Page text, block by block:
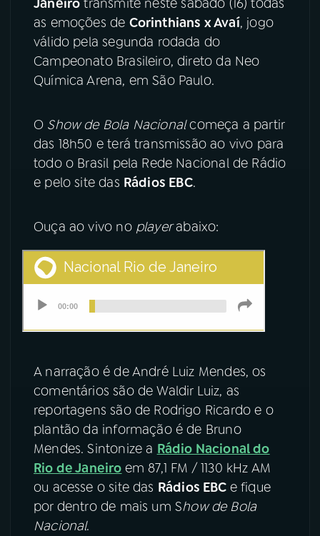
ACOMPANHE A RÁDIO NACIONAL
YouTube Facebook
as emoções de Corinthians x Avaí, jogo
válido pela segunda rodada do
Campeonato Brasileiro, direto da Neo
Química Arena, em São Paulo.
O Show de Bola Nacionalcomeça a partir
das 18h50 e terá transmissão ao vivo para
todo o Brasil pela Rede Nacional de Rádio
e pelo site das Rádios EBC.
Ouça ao vivo no playerabaixo:
A narração é de André Luiz Mendes, os
comentários são de Waldir Luiz, as
reportagens são de Rodrigo Ricardo e o
plantão da informação é de Bruno
Mendes. Sintonize a Rádio Nacional do
Rio de Janeiro em 87,1 FM / 1130 kHz AM
ou acesse o site das Rádios EBC e fique
por dentro de mais um Show de Bola
Nacional.